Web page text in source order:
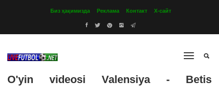
Биз ҳақимизда Реклама Контакт Х-сайт
O'yin videosi Valensiya - Betis